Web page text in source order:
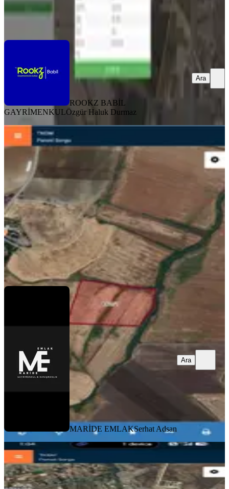
ROOKZ BABİL GAYRİMENKUL
ROOKZ BABİL
GAYRİMENKULÖzgür Haluk Durmaz
Ara
Maride Emlak'tan Çınar Altınakarda
Satılık Susuz Tarla
Çınar, Altınakar Mahallesi
230.000 ₺
MARİDE EMLAK Serhat Adsan
Ara
MARİDE EMLAKSerhat Adsan
Ara
Yalınkaya Gayrimenkul'den
Hatipoğlu 4900 M² Yatırımlık Arazi